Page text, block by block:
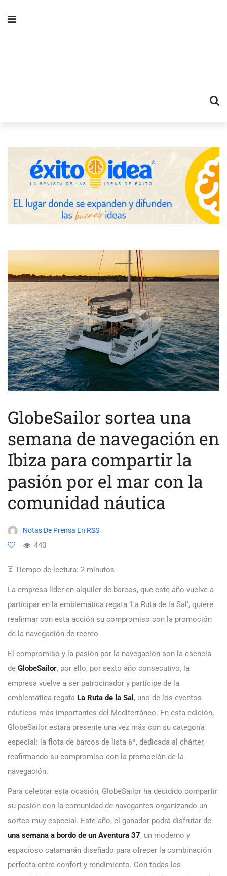
GlobeSailor sortea una
semana de navegación en
Ibiza para compartir la
pasión por el mar con la
comunidad náutica
Notas De Prensa En RSS
440
⏳ Tiempo de lectura: 2 minutos
La empresa líder en alquiler de barcos, que este año vuelve a
participar en la emblemática regata ‘La Ruta de la Sal’, quiere
reafirmar con esta acción su compromiso con la promoción
de la navegación de recreo
El compromiso y la pasión por la navegación son la esencia
de GlobeSailor, por ello, por sexto año consecutivo, la
empresa vuelve a ser patrocinador y partícipe de la
emblemática regata La Ruta de la Sal , uno de los eventos
náuticos más importantes del Mediterráneo. En esta edición,
GlobeSailor estará presente una vez más con su categoría
especial: la flota de barcos de lista 6ª, dedicada al chárter,
reafirmando su compromiso con la promoción de la
navegación.
Para celebrar esta ocasión, GlobeSailor ha decidido compartir
su pasión con la comunidad de navegantes organizando un
sorteo muy especial. Este año, el ganador podrá disfrutar de
una semana a bordo de un Aventura 37, un moderno y
espacioso catamarán diseñado para ofrecer la combinación
perfecta entre confort y rendimiento. Con todas las